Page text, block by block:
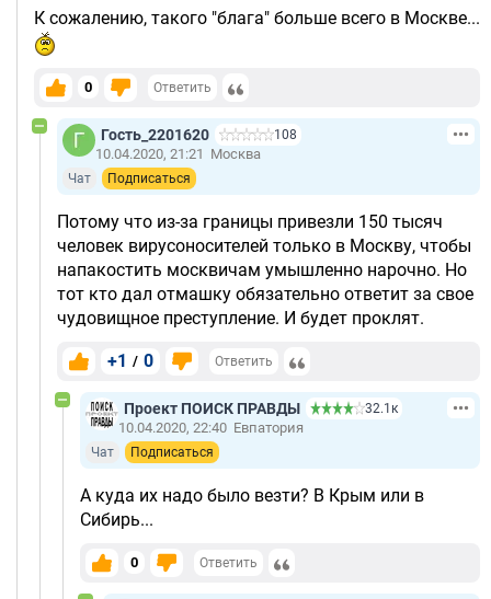
К сожалению, такого "блага" больше всего в Москве...
0 Ответить
Гость_2201620 108
10.04.2020, 21:21 Москва
Чат Подписаться
Потому что из-за границы привезли 150 тысяч
человек вирусоносителей только в Москву, чтобы
напакостить москвичам умышленно нарочно. Но
тот кто дал отмашку обязательно ответит за свое
чудовищное преступление. И будет проклят.
+1 / 0 Ответить
Проект ПОИСК ПРАВДЫ 32.1к
10.04.2020, 22:40 Евпатория
Чат Подписаться
А куда их надо было везти? В Крым или в
Сибирь...
0 Ответить